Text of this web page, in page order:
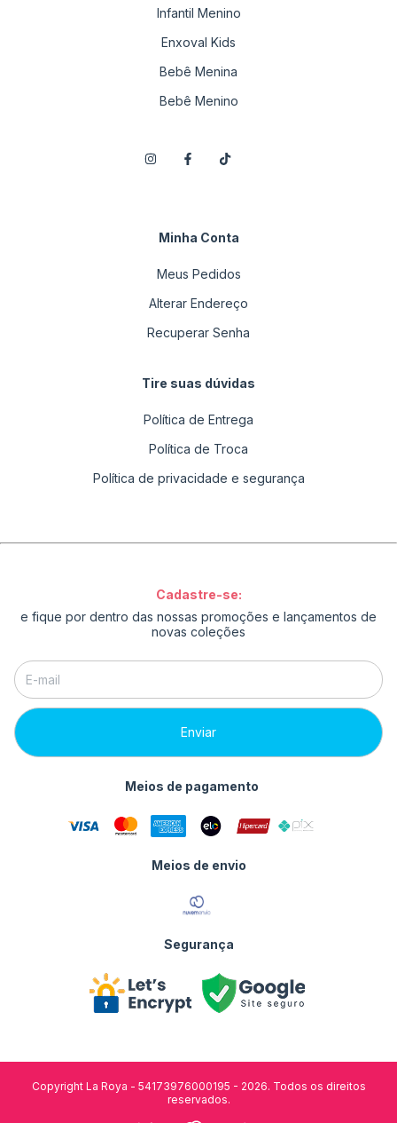
Infantil Menino
Enxoval Kids
Bebê Menina
Bebê Menino
Minha Conta
Meus Pedidos
Alterar Endereço
Recuperar Senha
Tire suas dúvidas
Política de Entrega
Política de Troca
Política de privacidade e segurança
Cadastre-se:
e fique por dentro das nossas promoções e lançamentos de
novas coleções
Meios de pagamento
Meios de envio
Segurança
Copyright La Roya - 54173976000195 - 2026. Todos os direitos
reservados.